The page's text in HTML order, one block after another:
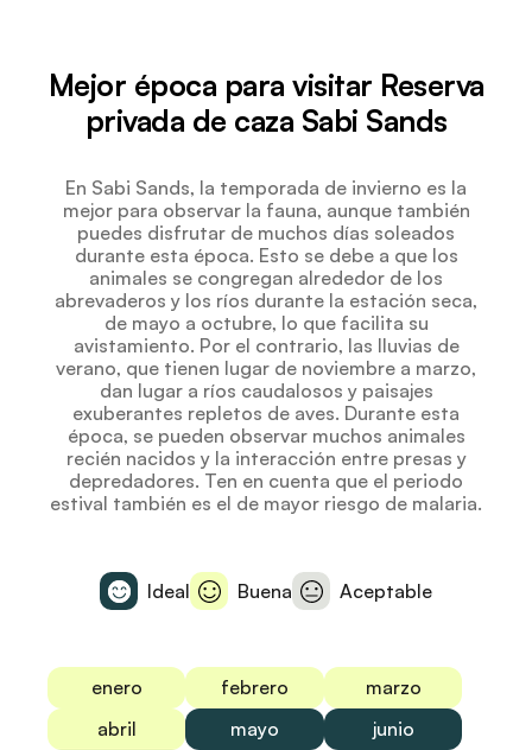
Mejor época para visitar Reserva
privada de caza Sabi Sands
En Sabi Sands, la temporada de invierno es la
mejor para observar la fauna, aunque también
puedes disfrutar de muchos días soleados
durante esta época. Esto se debe a que los
animales se congregan alrededor de los
abrevaderos y los ríos durante la estación seca,
de mayo a octubre, lo que facilita su
avistamiento. Por el contrario, las lluvias de
verano, que tienen lugar de noviembre a marzo,
dan lugar a ríos caudalosos y paisajes
exuberantes repletos de aves. Durante esta
época, se pueden observar muchos animales
recién nacidos y la interacción entre presas y
depredadores. Ten en cuenta que el periodo
estival también es el de mayor riesgo de malaria.
Ideal Buena Aceptable
enero febrero
marzo
abril
mayo
junio